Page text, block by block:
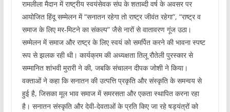
रामलीला मैदान में राष्ट्रीय स्वयंसेवक संघ के शताब्दी वर्ष के अवसर पर
आयोजित हिंदू सम्मेलन में “सनातन रहेगा तो राष्ट्र जीवंत रहेगा”, “राष्ट्र व
समाज के लिए मर-मिटने का संकल्प” जैसे नारों से वातावरण गूंज उठा।
सम्मेलन में समाज और राष्ट्र के लिए स्वयं को समर्पित करने की भावना स्पष्ट
रूप से झलक रही थी। कार्यक्रम की अध्यक्षता तिलू रौतेली पुरस्कार से
सम्मानित शांभवी मुरारी ने की, जबकि संचालन दीपक जोशी ने किया।
वक्ताओं ने कहा कि सनातन की उत्पत्ति प्रकृति और संस्कृति के समन्वय से
हुई है, जिसका मूल भाव समाज में समरसता और एकता स्थापित करना रहा
है। सनातन संस्कृति और देवी-देवताओं के प्रति किए जा रहे षड्यंत्रों को